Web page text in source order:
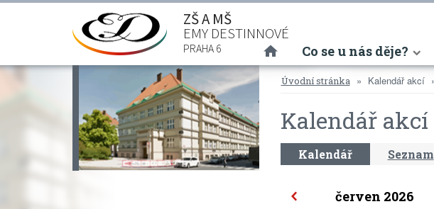
ZŠ A MŠ
EMY DESTINNOVÉ
PRAHA 6 (current)
Co se u nás děje?
Úvodní stránka Kalendář akcí
Kalendář akcí
Kalendář Seznam
červen 2026